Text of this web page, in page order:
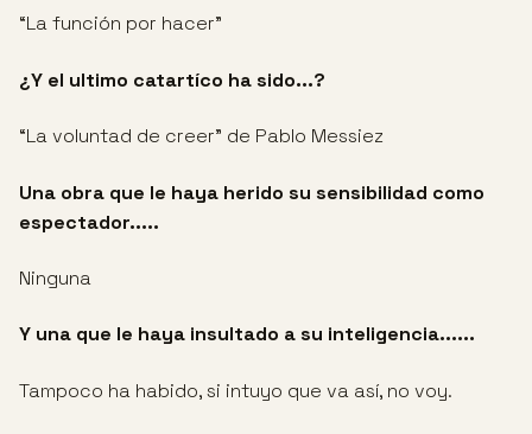
“La función por hacer”
¿Y el ultimo catartíco ha sido...?
“La voluntad de creer” de Pablo Messiez
Una obra que le haya herido su sensibilidad como
espectador.....
Ninguna
Y una que le haya insultado a su inteligencia......
Tampoco ha habido, si intuyo que va así, no voy.